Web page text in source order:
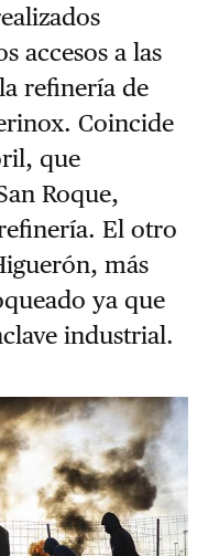
accesos a las
refinería de
Coincide
que
Roque,
El otro
más
ya que
industrial.